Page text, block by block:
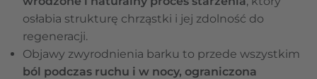
osłabia strukturę chrząstki i jej zdolność do
regeneracji.
Objawy zwyrodnienia barku to przede wszystkim
ból podczas ruchu i w nocy, ograniczona